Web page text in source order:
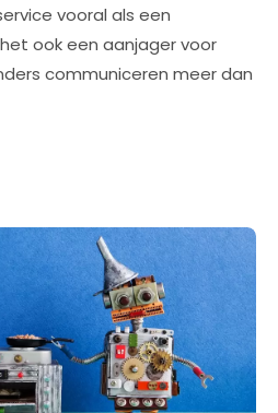
vooral als een
ook een aanjager voor
communiceren meer dan